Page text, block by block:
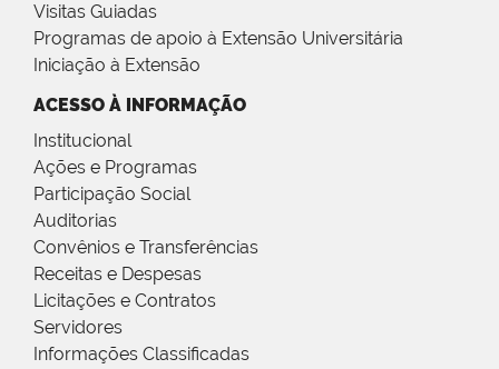
Visitas Guiadas
Programas de apoio à Extensão Universitária
Iniciação à Extensão
ACESSO À INFORMAÇÃO
Institucional
Ações e Programas
Participação Social
Auditorias
Convênios e Transferências
Receitas e Despesas
Licitações e Contratos
Servidores
Informações Classificadas